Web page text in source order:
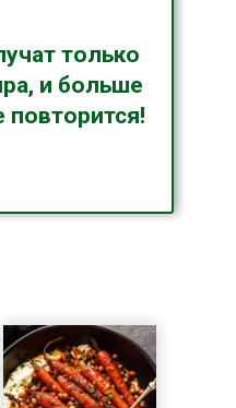
{DATAF2}только
и больше
повторится!